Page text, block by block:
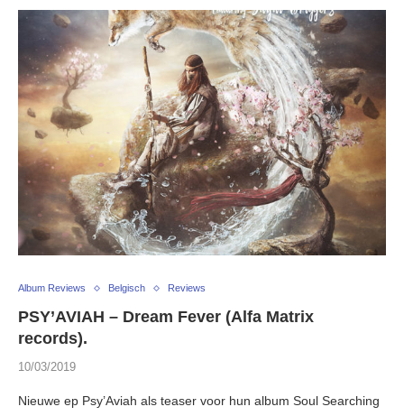
Album Reviews Belgisch Reviews
PSY’AVIAH – Dream Fever (Alfa Matrix
records).
10/03/2019
Nieuwe ep Psy’Aviah als teaser voor hun album Soul Searching